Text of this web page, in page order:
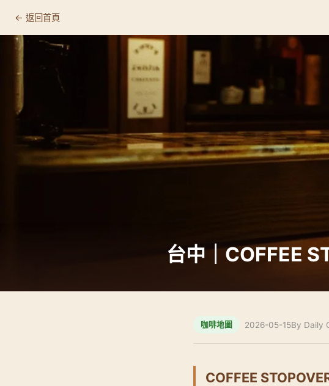
← 返回首頁
台中｜COFFEE
咖啡地圖 2026-05-15By Daily
COFFEE